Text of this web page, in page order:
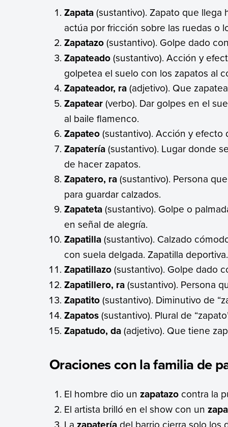
Zapata(sustantivo). Zapato que llega
actúa por fricción sobre las ruedas o
Zapatazo(sustantivo). Golpe dado
Zapateado(sustantivo). Acción y
golpetea el suelo con los zapatos al
Zapateador, ra(adjetivo). Que
Zapatear(verbo). Dar golpes en el
al baile flamenco.
Zapateo(sustantivo). Acción y efecto
Zapatería(sustantivo). Lugar donde
de hacer zapatos.
Zapatero, ra(sustantivo). Persona
para guardar calzados.
Zapateta(sustantivo). Golpe o
en señal de alegría.
Zapatilla(sustantivo). Calzado
con suela delgada. Zapatilla
Zapatillazo(sustantivo). Golpe dado
Zapatillero, ra(sustantivo). Persona
Zapatito(sustantivo). Diminutivo de
Zapatos(sustantivo). Plural de
Zapatudo, da(adjetivo). Que tiene
Oraciones con la familia de
El hombre dio unzapatazo contra la
El artista brilló en el show con un
La
del barrio cierra solo los